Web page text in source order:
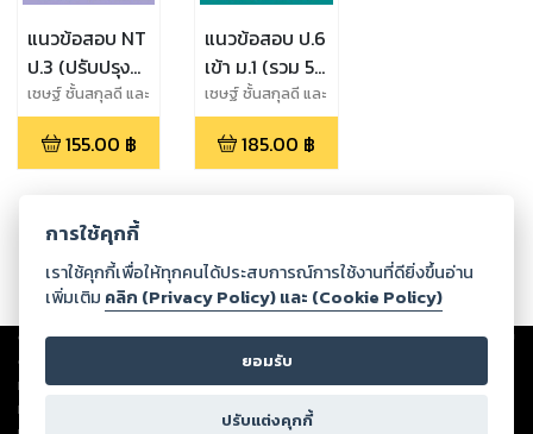
แนวข้อสอบ NT
ป.3 (ปรับปรุง
ใหม่ล่าสุด) โดย
พ.ศ. พัฒนา
เชษฐ์ ชั้นสกุลดี และ
คณะ
155.00 ฿
แนวข้อสอบ ป.6
เข้า ม.1 (รวม 5
วิชา) เพิ่ม
ข้อสอบ Gifted
/ EP โดย
เชษฐ์ ชั้นสกุลดี และ
คณะ
185.00 ฿
Copyright ©2026Storylog Co., Ltd. - สตอรี่ล็อกขอสงวนสิทธิ์ไม่รับผิดชอบ
ต่อผลงานหรือเนื้อหาใดที่อัปโหลดผ่านเว็บไซต์และปรากฏว่าละเมิดสิทธิใน
ทรัพย์สินทางปัญญาของบุคคลอื่นหรือขัดต่อกฎหมายและศีลธรรม ดังนั้น ผู้อ่าน
ทุกท่านโปรดใช้วิจารณญาณในการกลั่นกรองด้วยตนเอง และหากท่านพบว่าส่วน
การใช้คุกกี้
เราใช้คุกกี้เพื่อให้ทุกคนได้ประสบการณ์การใช้งานที่ดียิ่งขึ้นอ่าน
เพิ่มเติม คลิก (Privacy Policy) และ (Cookie Policy)
ยอมรับ
ปรับแต่งคุกกี้